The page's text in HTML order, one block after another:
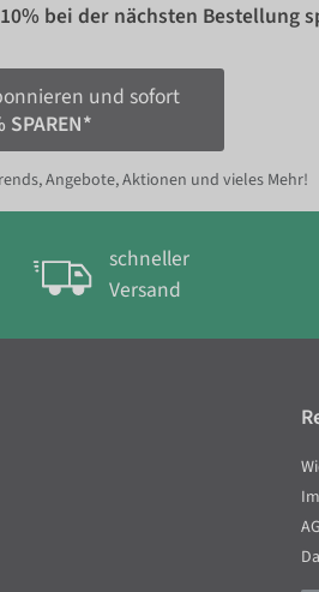
10% bei der nächsten Bestellung
und sofort
SPAREN*
Angebote, Aktionen und vieles Mehr!
schneller
Versand